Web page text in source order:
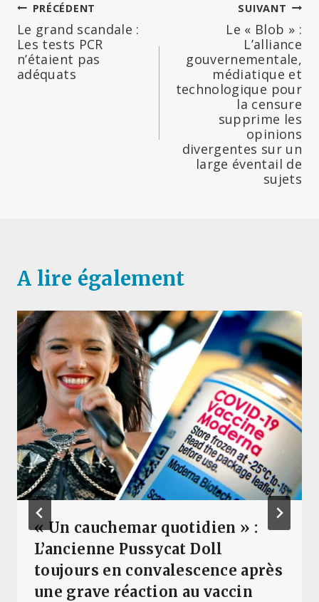
Navigation
de
l’article
PRÉCÉDENT
Le grand scandale :
Les tests PCR
n’étaient pas
adéquats
SUIVANT
Le « Blob » :
L’alliance
gouvernementale,
médiatique et
technologique pour
la censure
supprime les
opinions
divergentes sur un
large éventail de
sujets
A lire également
« Un cauchemar quotidien » :
L’ancienne Pussycat Doll
toujours en convalescence après
une grave réaction au vaccin